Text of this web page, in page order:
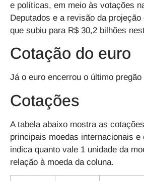
e políticas, em meio às votações
Deputados e a revisão da
que subiu para R$ 30,2 bilhões
Cotação do euro
Já o euro encerrou o último
Cotações
A tabela abaixo mostra as
principais moedas internacionais e
indica quanto vale 1 unidade da
relação à moeda da coluna.